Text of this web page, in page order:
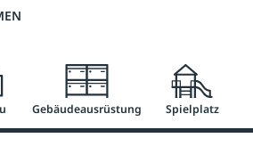
ab 50 €
Gebäudeausrüstung Spielplatz